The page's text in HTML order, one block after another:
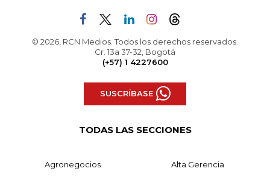
© 2026, RCN Medios. Todos los derechos reservados.
Cr. 13a 37-32, Bogotá
(+57) 1 4227600
SUSCRÍBASE
TODAS LAS SECCIONES
Agronegocios Alta Gerencia